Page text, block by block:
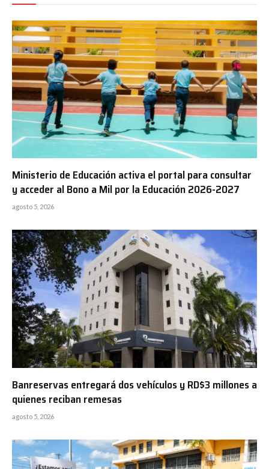
Ministerio de Educación activa el portal para consultar
y acceder al Bono a Mil por la Educación 2026-2027
agosto 5, 2026
Banreservas entregará dos vehículos y RD$3 millones a
quienes reciban remesas
agosto 5, 2026